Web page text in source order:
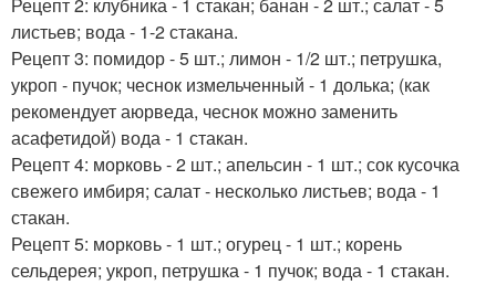
Рецепт 2: клубника - 1 стакан; банан - 2 шт.; салат - 5
листьев; вода - 1-2 стакана.
Рецепт 3: помидор - 5 шт.; лимон - 1/2 шт.; петрушка,
укроп - пучок; чеснок измельченный - 1 долька; (как
рекомендует аюрведа, чеснок можно заменить
асафетидой) вода - 1 стакан.
Рецепт 4: морковь - 2 шт.; апельсин - 1 шт.; сок кусочка
свежего имбиря; салат - несколько листьев; вода - 1
стакан.
Рецепт 5: морковь - 1 шт.; огурец - 1 шт.; корень
сельдерея; укроп, петрушка - 1 пучок; вода - 1 стакан.